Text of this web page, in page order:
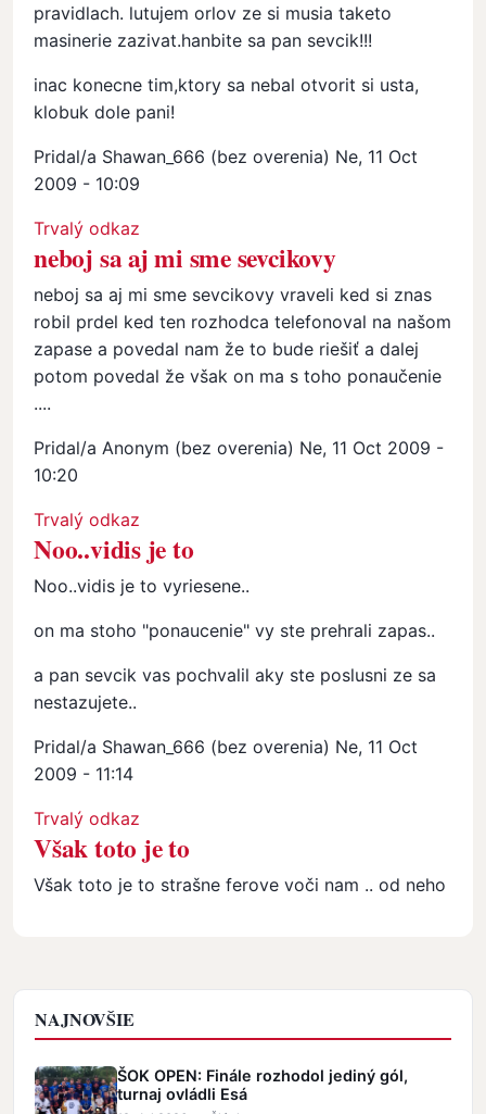
pravidlach. lutujem orlov ze si musia taketo
masinerie zazivat.hanbite sa pan sevcik!!!
inac konecne tim,ktory sa nebal otvorit si usta,
klobuk dole pani!
Pridal/a Shawan_666 (bez overenia) Ne, 11 Oct
2009 - 10:09
In reply tochudaci orli
Trvalý odkaz
neboj sa aj mi sme sevcikovy
neboj sa aj mi sme sevcikovy vraveli ked si znas
robil prdel ked ten rozhodca telefonoval na našom
zapase a povedal nam že to bude riešiť a dalej
potom povedal že však on ma s toho ponaučenie
....
Pridal/a Anonym (bez overenia) Ne, 11 Oct 2009 -
10:20
In reply toneboj sa aj mi sme sevcikovy
Trvalý odkaz
Noo..vidis je to
Noo..vidis je to vyriesene..
on ma stoho "ponaucenie" vy ste prehrali zapas..
a pan sevcik vas pochvalil aky ste poslusni ze sa
nestazujete..
Pridal/a Shawan_666 (bez overenia) Ne, 11 Oct
2009 - 11:14
In reply toNoo..vidis je to
Trvalý odkaz
Však toto je to
Však toto je to strašne ferove voči nam .. od neho
NAJNOVŠIE
ŠOK OPEN: Finále rozhodol jediný gól,
turnaj ovládli Esá